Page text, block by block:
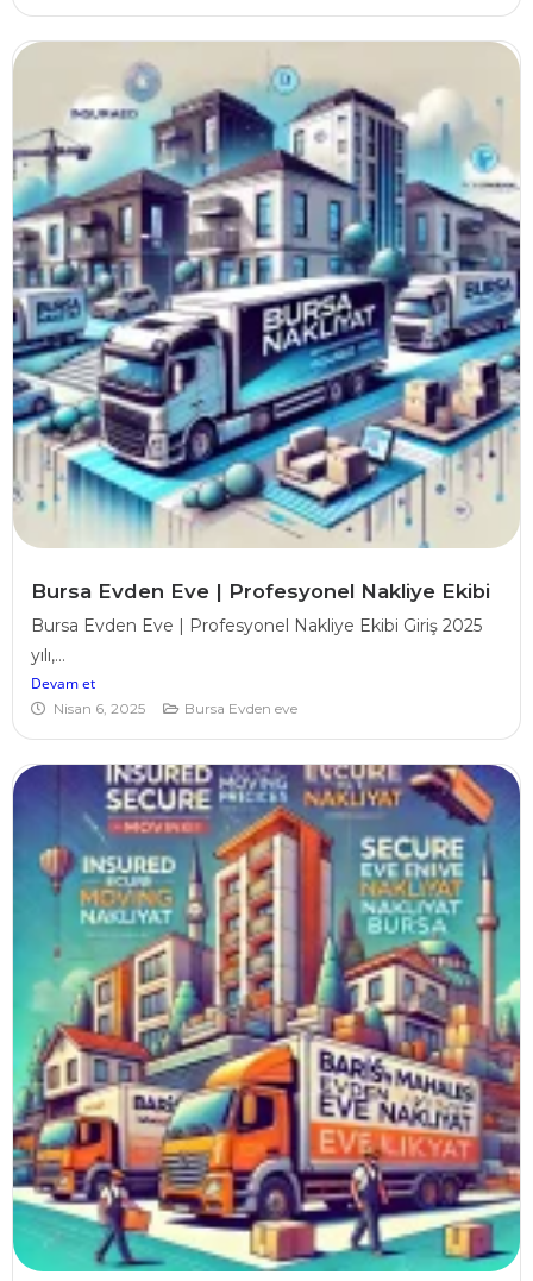
Bursa Evden Eve | Profesyonel Nakliye Ekibi
Bursa Evden Eve | Profesyonel Nakliye Ekibi Giriş 2025
yılı,...
Devam et
Nisan 6, 2025 Bursa Evden eve